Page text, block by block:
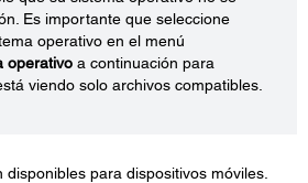
Es importante que seleccione
operativo en el menú
operativo a continuación para
viendo solo archivos compatibles.
para dispositivos móviles.